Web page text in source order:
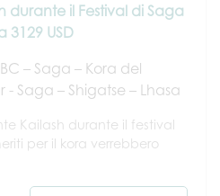
durante il Festival di Saga
USD
– Saga – Kora del
Saga – Shigatse – Lhasa
Kailash durante il festival
per il kora verrebbero